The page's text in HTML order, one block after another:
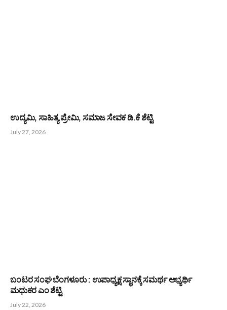
ಉದ್ಯಮಿ, ಸಾಹಿತ್ಯ ಪ್ರೇಮಿ, ಸಮಾಜ ಸೇವಕ ಡಿ.ಕೆ ಶೆಟ್ಟಿ
July 27, 2026
ಬಂಟರ ಸಂಘ ಬೆಂಗಳೂರು : ಉಪಾಧ್ಯಕ್ಷ ಸ್ಥಾನಕ್ಕೆ ಸಮರ್ಥ ಅಭ್ಯರ್ಥಿ
ಮಧುಕರ ಎಂ ಶೆಟ್ಟಿ
July 22, 2026